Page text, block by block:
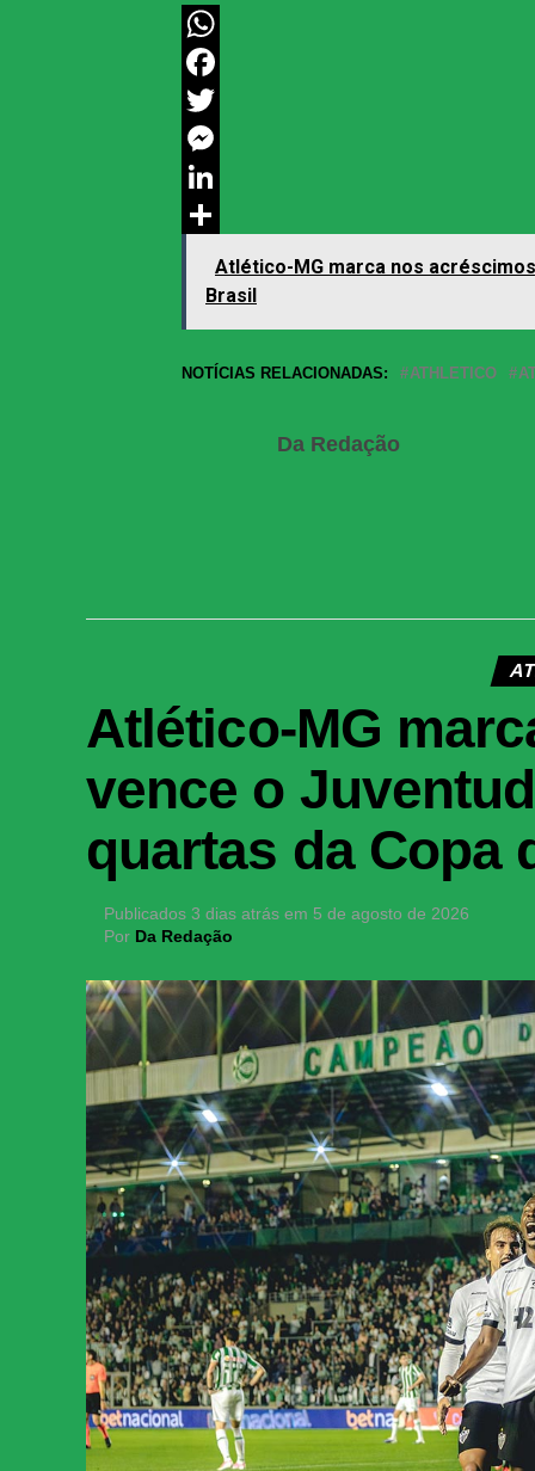
WhatsApp
Facebook
Twitter
Messenger
LinkedIn
Atlético-MG marca nos
Brasil
NOTÍCIAS RELACIONADAS: ATHLETICO
Da Redação
Atlético-MG
vence o
quartas da Copa
Publicados 3 dias atrás em 5 de agosto de 2026
Por Da Redação